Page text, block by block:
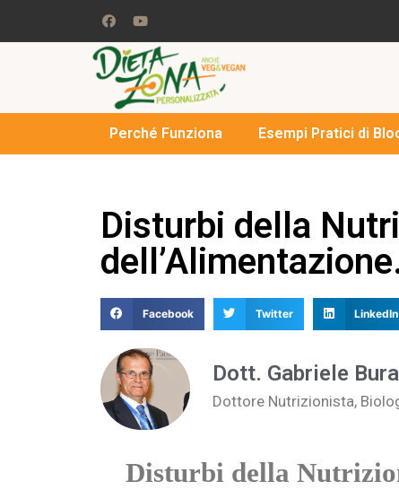
Perché Funziona Esempi Pratici di
Disturbi della
Facebook Twitter LinkedIn
Dott. Gabriele
Dottore Nutrizionista,
Disturbi della